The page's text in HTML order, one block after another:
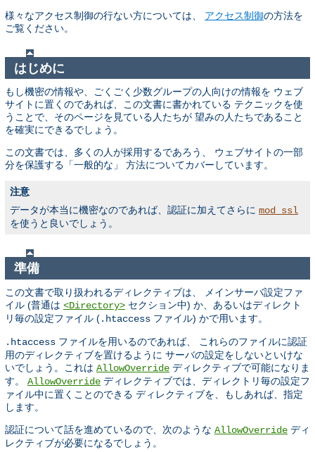
様々なアクセス制御の行ない方については、 アクセス制御の方法を
ご覧ください。
はじめに
もし機密の情報や、ごくごく少数グループの人向けの情報を ウェブ
サイトに置くのであれば、この文書に書かれている テクニックを使
うことで、そのページを見ている人たちが 望みの人たちであること
を確実にできるでしょう。
この文書では、多くの人が採用するであろう、 ウェブサイトの一部
分を保護する「一般的な」 方法についてカバーしています。
注意
データが本当に機密なのであれば、認証に加えてさらに mod_ssl
を使うと良いでしょう。
準備
この文書で取り扱われるディレクティブは、 メインサーバ設定ファ
イル (普通は <Directory> セクション中) か、あるいはディレクト
リ毎の設定ファイル (.htaccess ファイル) かで用います。
.htaccess ファイルを用いるのであれば、 これらのファイルに認証
用のディレクティブを置けるように サーバの設定をしないといけな
いでしょう。これは AllowOverride ディレクティブで可能になりま
す。 AllowOverride ディレクティブでは、ディレクトリ毎の設定フ
ァイル中に置くことのできる ディレクティブを、もしあれば、指定
します。
認証について話を進めているので、次のような AllowOverride ディ
レクティブが必要になるでしょう。